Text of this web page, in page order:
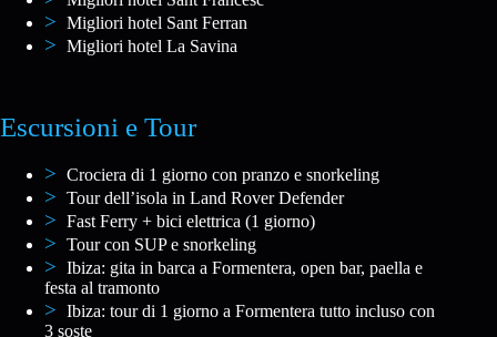
Migliori hotel Sant Ferran
Migliori hotel La Savina
Escursioni e Tour
Crociera di 1 giorno con pranzo e snorkeling
Tour dell’isola in Land Rover Defender
Fast Ferry + bici elettrica (1 giorno)
Tour con SUP e snorkeling
Ibiza: gita in barca a Formentera, open bar, paella e
festa al tramonto
Ibiza: tour di 1 giorno a Formentera tutto incluso con
3 soste